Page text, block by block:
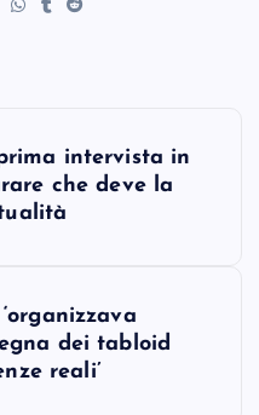
intervista in
che deve la
dei tabloid
reali’